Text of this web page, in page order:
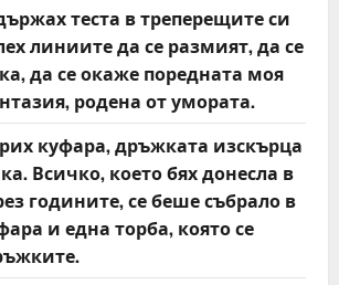
теста в треперещите си
линиите да се размият, да се
да се окаже поредната моя
родена от умората.
куфара, дръжката изскърца
Всичко, което бях донесла в
годините, се беше събрало в
и една торба, която се